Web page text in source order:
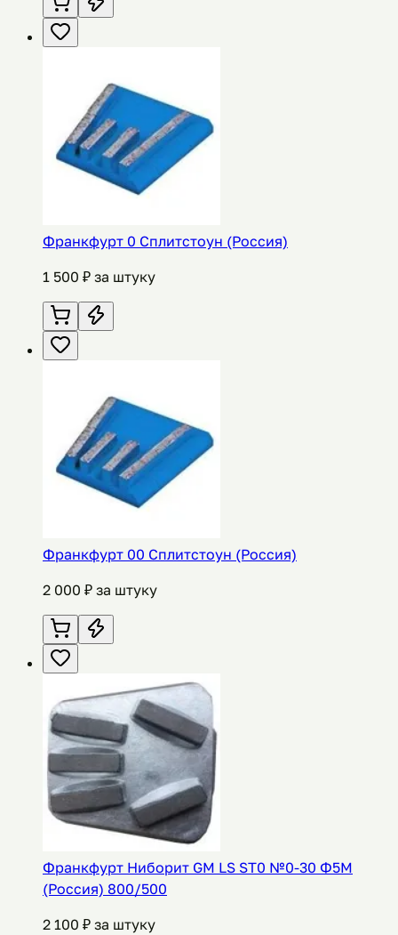
Франкфурт 0 Сплитстоун (Россия)
1 500 ₽ за штуку
Франкфурт 00 Сплитстоун (Россия)
2 000 ₽ за штуку
Франкфурт Ниборит GM LS ST0 №0-30 Ф5М
(Россия) 800/500
2 100 ₽ за штуку